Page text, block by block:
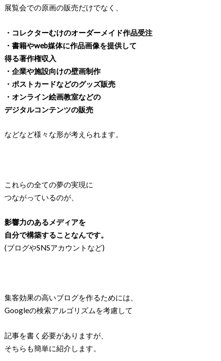
展覧会での原画の販売だけでなく、
・コレクターむけのオーダーメイド作品受注
・書籍やweb媒体に作品画像を提供して
得る著作権収入
・企業や施設向けの壁画制作
・ポストカードなどのグッズ販売
・オンライン絵画教室などの
デジタルコンテンツの販売
などなど様々な形が考えられます。
これらの全ての夢の実現に
つながっているのが、
影響力のあるメディアを
自分で構築することなんです。
(ブログやSNSアカウントなど)
集客効果の高いブログを作るためには、
Googleの検索アルゴリズムを考慮して
記事を書く必要がありますが、
そちらも簡単に紹介します。